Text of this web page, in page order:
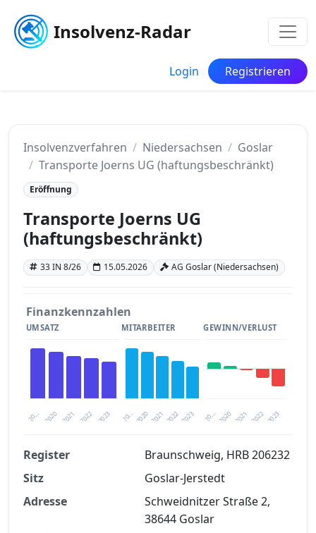
Insolvenz-Radar
Login Registrieren
Insolvenzverfahren Niedersachsen
Goslar
Transporte Joerns UG (haftungsbeschränkt)
Eröffnung
Transporte Joerns UG
(haftungsbeschränkt)
33 IN 8/26 15.05.2026 AG Goslar (Niedersachsen)
Finanzkennzahlen
UMSATZ
20… 2021 2023
2020 2022
MITARBEITER
20… 2021 2023
2020 2022
GEWINN/VERLUST
20… 2021 2023
2020 2022
Finanzkennzahlen nach kostenloser
Registrierung verfügbar
Jetzt kostenlos registrieren
Register
Braunschweig, HRB 206232
Sitz
Goslar-Jerstedt
Adresse
Schweidnitzer Straße 2,
38644 Goslar